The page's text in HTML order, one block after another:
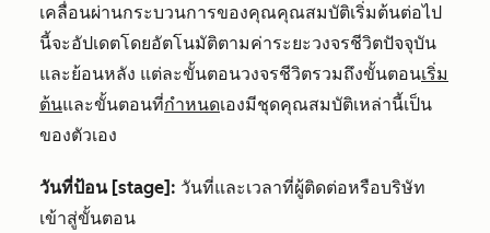
เคลื่อนผ่านกระบวนการของคุณคุณสมบัติเริ่มต้นต่อไป
นี้จะอัปเดตโดยอัตโนมัติตามค่าระยะวงจรชีวิตปัจจุบัน
และย้อนหลัง แต่ละขั้นตอนวงจรชีวิตรวมถึงขั้นตอนเริ่ม
ต้นและขั้นตอนที่กำหนดเองมีชุดคุณสมบัติเหล่านี้เป็น
ของตัวเอง
วันที่ป้อน [stage]: วันที่และเวลาที่ผู้ติดต่อหรือบริษัท
เข้าสู่ขั้นตอน